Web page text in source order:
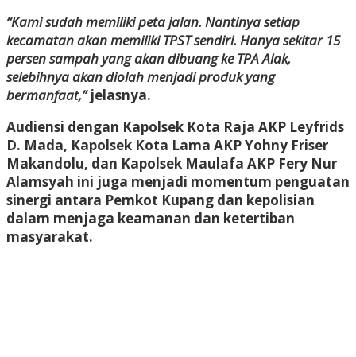
“Kami sudah memiliki peta jalan. Nantinya setiap
kecamatan akan memiliki TPST sendiri. Hanya sekitar 15
persen sampah yang akan dibuang ke TPA Alak,
selebihnya akan diolah menjadi produk yang
bermanfaat,”jelasnya.
Audiensi dengan Kapolsek Kota Raja AKP Leyfrids
D. Mada, Kapolsek Kota Lama AKP Yohny Friser
Makandolu, dan Kapolsek Maulafa AKP Fery Nur
Alamsyah ini juga menjadi momentum penguatan
sinergi antara Pemkot Kupang dan kepolisian
dalam menjaga keamanan dan ketertiban
masyarakat.